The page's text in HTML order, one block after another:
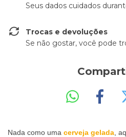
Seus dados cuidados
Trocas e devoluções
Se não gostar, você pode
Nada como uma cerveja gelada ,